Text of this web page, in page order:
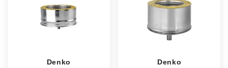
Denko Denko